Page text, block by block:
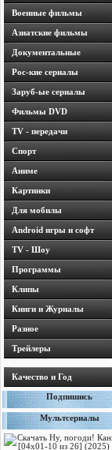
Военные фильмы
Азиатские фильмы
Документальные
Рос-кие сериалы
Заруб-ые сериалы
Фильмы DVD
TV - передачи
Спорт
Аниме
Картинки
Для мобилы
Android игры и софт
TV - Шоу
Программы
Клипы
Книги и Журналы
Разное
Трейлеры
Качество и Год
Подпишись
Мультсериалы